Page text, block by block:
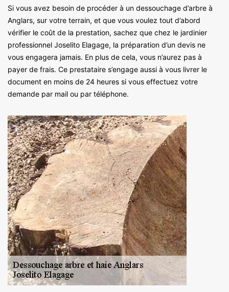
Si vous avez besoin de procéder à un dessouchage d’arbre à
Anglars, sur votre terrain, et que vous voulez tout d’abord
vérifier le coût de la prestation, sachez que chez le jardinier
professionnel Joselito Elagage, la préparation d’un devis ne
vous engagera jamais. En plus de cela, vous n’aurez pas à
payer de frais. Ce prestataire s’engage aussi à vous livrer le
document en moins de 24 heures si vous effectuez votre
demande par mail ou par téléphone.